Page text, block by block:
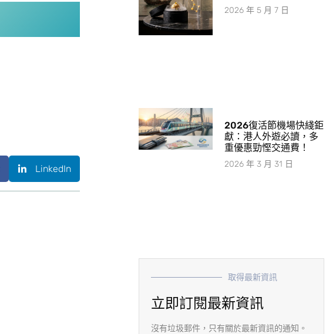
LinkedIn
2026 年 5 月 7 日
2026復活節機場快綫鉅
獻：港人外遊必讀，多
重優惠勁慳交通費！
2026 年 3 月 31 日
取得最新資訊
立即訂閱最新資訊
沒有垃圾郵件，只有關於最新資訊的通知。